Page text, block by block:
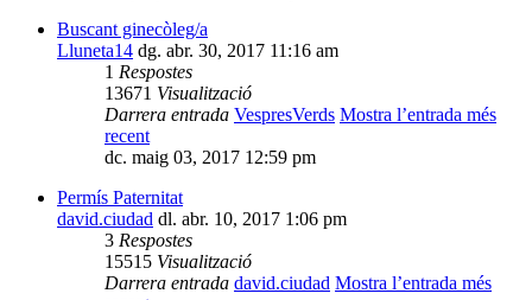
Buscant ginecòleg/a
Lluneta14 dg. abr. 30, 2017 11:16 am
1 Respostes
13671 Visualització
Darrera entrada VespresVerds Mostra l’entrada més
recent
dc. maig 03, 2017 12:59 pm
Permís Paternitat
david.ciudad dl. abr. 10, 2017 1:06 pm
3 Respostes
15515 Visualització
Darrera entrada david.ciudad Mostra l’entrada més